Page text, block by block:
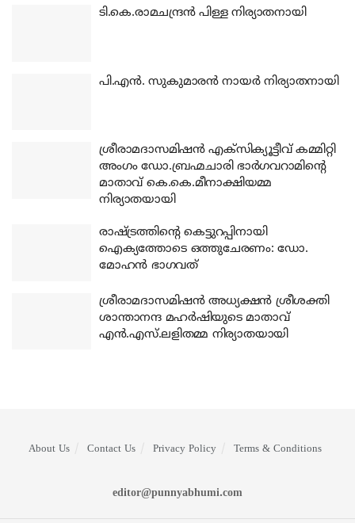
ടി.കെ.രാമചന്ദ്രന്‍ പിള്ള നിര്യാതനായി
പി.എന്‍. സുകുമാരന്‍ നായര്‍ നിര്യാതനായി
ശ്രീരാമദാസമിഷന്‍ എക്‌സിക്യൂട്ടീവ് കമ്മിറ്റി
അംഗം ഡോ.ബ്രഹ്മചാരി ഭാര്‍ഗവറാമിന്റെ
മാതാവ് കെ.കെ.മീനാക്ഷിയമ്മ
നിര്യാതയായി
രാഷ്ട്രത്തിന്റെ കെട്ടുറപ്പിനായി
ഐക്യത്തോടെ ഒത്തുചേരണം: ഡോ.
മോഹന്‍ ഭാഗവത്
ശ്രീരാമദാസമിഷന്‍ അധ്യക്ഷന്‍ ശ്രീശക്തി
ശാന്താനന്ദ മഹര്‍ഷിയുടെ മാതാവ്
എന്‍.എസ്.ലളിതമ്മ നിര്യാതയായി
About Us Contact Us Privacy Policy Terms & Conditions
editor@punnyabhumi.com